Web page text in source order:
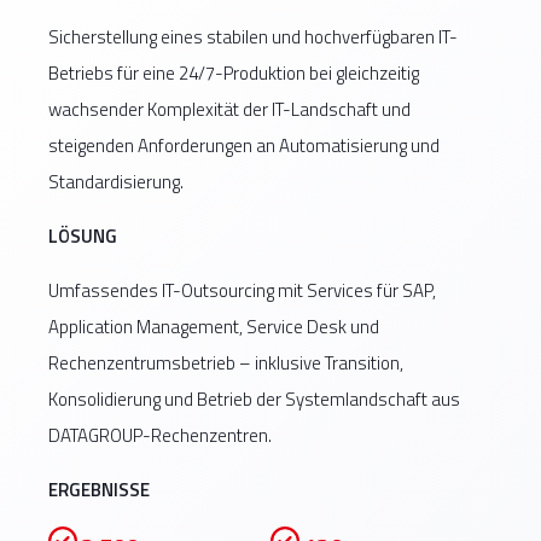
Standorte
ERFOLGSBEISPIEL
Drees & Sommer – Mobile
Device Management
2.500+ Nutzer*innen im
Betrieb
Bereitstellung
Souveräne Datenverarbeitung in
Deutschland
ERFOLGSBEISPIEL
Bundesweite öffentliche
Field Service
30.000+ betreute
Endanwender*innen
Erstlösungsquote
Redundante und hochverfügbare
Systemarchitekturen
ERFOLGSBEISPIEL
Thales Deutschland – SAP-
Konsolidierung
von 5 SAP-
Systemen auf 1
System
Monitoring
Revisionssichere Dokumentation und
Reporting
ERFOLGSBEISPIEL
NRW.BANK – IT-Outsourcing
und Security Services
Vollständiger
Betrieb zentraler
IT-Infrastrukturen
Sicherstellung eines stabilen und hochverfügbaren IT-
Betriebs für eine 24/7-Produktion bei gleichzeitig
wachsender Komplexität der IT-Landschaft und
steigenden Anforderungen an Automatisierung und
Standardisierung.
LÖSUNG
Umfassendes IT-Outsourcing mit Services für SAP,
Application Management, Service Desk und
Rechenzentrumsbetrieb – inklusive Transition,
Konsolidierung und Betrieb der Systemlandschaft aus
DATAGROUP-Rechenzentren.
ERGEBNISSE